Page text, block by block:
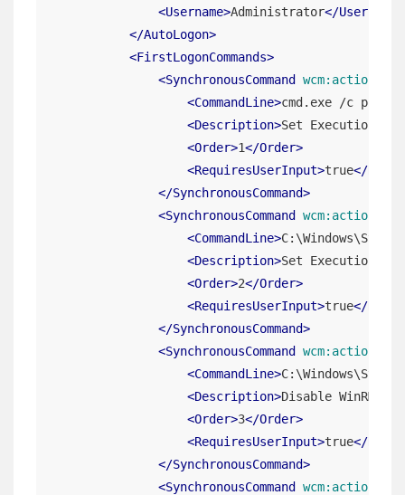
<Username>Administrator</Username
</AutoLogon>
<FirstLogonCommands>
<SynchronousCommand wcm:action
<CommandLine>cmd.exe /c
<Description>Set Execution
<Order>1</Order>
<RequiresUserInput>true</
</SynchronousCommand>
<SynchronousCommand wcm:action
<CommandLine>
<Description>Set Execution
<Order>2</Order>
<RequiresUserInput>true</
</SynchronousCommand>
<SynchronousCommand wcm:action
<CommandLine>
<Description>Disable WinRM
<Order>3</Order>
<RequiresUserInput>true</
</SynchronousCommand>
<SynchronousCommand wcm:action